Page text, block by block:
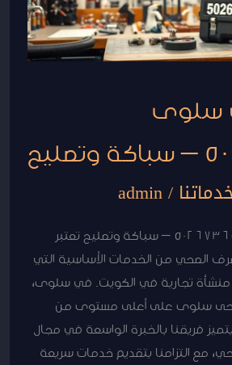
سلوى
/
admin
فنى صحى سلوى 50267365 – سباكة وتصليح تعتبر
الصحي من الخدمات الأساسية التي
منشأة تجارية في الكويت. في سلوى،
سلوى على أعلى مستوى من
فريقنا بالخبرة الواسعة في مجال
مع التزامنا بتقديم خدمات سريعة